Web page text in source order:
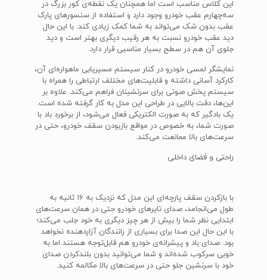
این کلاس مناسب است اما همچنان یک نقطه‌ی کور بزرگ در
سه‌چهارم عقب خودرو وجود دارد و استفاده از سنسورهای پارک
عقب بدون شک می‌تواند به شما کمک زیادی کند. با این حال
دید عقب خودرو نسبت به هر رقیب دیگری بهتر است و دید
جلوی آن هم در سطح بسیار مناسبی قرار دارد.
نمایشگر لمسی خودرو در کنار سیستم مسیریابی ماهواره‌ای آن،
کارکرد آسانی داشته و قابلیت‌های مختلف ارتباطی را همراه با
سیستم پخش صوتی برای سرنشینان فراهم می‌کند. علاوه بر
این‌ها، دقت بالایی در طراحی این مدل به کار گرفته شده است.
یک بادگیر که به صورت الکتریکی فعال می‌شود، از برخورد باد با
صورت شما، به خصوص در مواقع بازبودن سقف خودرو، حتی در
سرعت‌های بالا ممانعت می‌کند.
راحتی و فضای داخلی
با بازکردن سقف پارچه‌ای این مدل که نزدیک به 16 ثانیه به
طول می‌انجامد، صدای تایرهای خودرو حتی در همان سرعت‌های
ابتدایی نظر شما را بیش از هر چیز دیگری به خود جلب می‌کند؛
با این حال این صدا برای بسیاری از رانندگان آزاردهنده نخواهد
بود. صدای باد و پیشرانه‌ی خودرو هم قابل‌توجه هستند اما به
خوبی سرکوب شده‌اند و شما می‌توانید بدون بلندکردن صدای
خود با سرنشین جلو حتی در سرعت‌های بالا مکالمه کنید.